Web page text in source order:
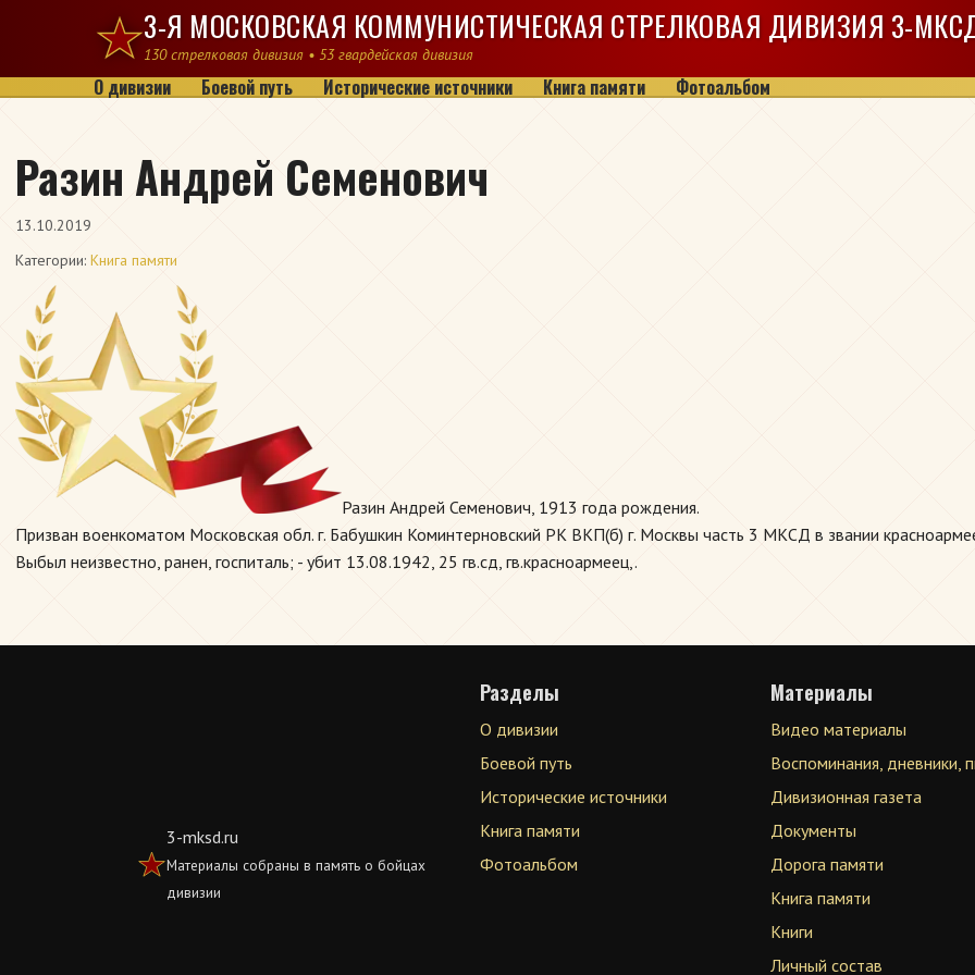
Перейти к содержимому3-Я МОСКОВСКАЯ КОММУНИСТИЧЕСКАЯ СТРЕЛКОВАЯ ДИВИЗИЯ 3-
130 стрелковая дивизия • 53 гвардейская дивизия
О дивизии Боевой путь Исторические источники Книга памяти Фотоальбом
Разин Андрей Семенович
13.10.2019
Категории: Книга памяти
Разин Андрей Семенович, 1913 года рождения.
Призван военкоматом Московская обл. г. Бабушкин Коминтерновский РК ВКП(б) г. Москвы часть 3 МКСД в звании
Выбыл неизвестно, ранен, госпиталь; - убит 13.08.1942, 25 гв.сд, гв.красноармеец,.
3-mksd.ru
Материалы собраны в память о бойцах
дивизии
Разделы
О дивизии
Боевой путь
Исторические источники
Книга памяти
Фотоальбом
Материалы
Видео материалы
Воспоминания, дневники,
Дивизионная газета
Документы
Дорога памяти
Книга памяти
Книги
Личный состав